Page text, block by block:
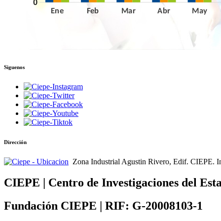
Siguenos
Dirección
Zona Industrial Agustin Rivero, Edif. CIEPE.
CIEPE | Centro de Investigaciones del
Fundación CIEPE | RIF: G-20008103-1